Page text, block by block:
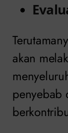
akan
penyebab